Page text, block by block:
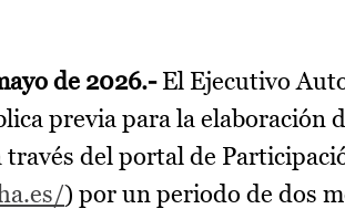
de 2026.-El Ejecutivo
previa para la elaboración
del portal de
) por un periodo de dos